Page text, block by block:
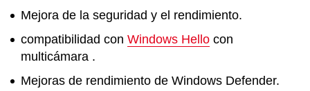
Mejora de la seguridad y el rendimiento.
compatibilidad con Windows Hello con
multicámara .
Mejoras de rendimiento de Windows Defender.